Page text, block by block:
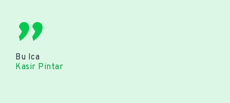
"
Bu Ica
Kasir Pintar